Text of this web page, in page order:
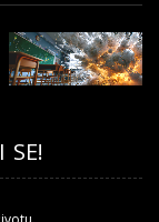
SE!